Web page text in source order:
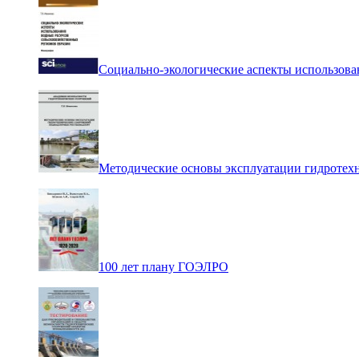
Социально-экологические аспекты
Методические основы эксплуатации
100 лет плану ГОЭЛРО